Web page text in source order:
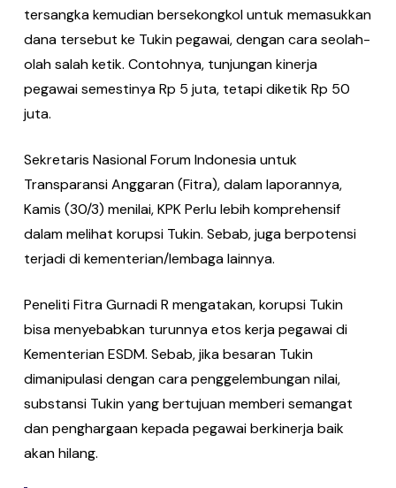
tersangka kemudian bersekongkol untuk memasukkan
dana tersebut ke Tukin pegawai, dengan cara seolah-
olah salah ketik. Contohnya, tunjungan kinerja
pegawai semestinya Rp 5 juta, tetapi diketik Rp 50
juta.
Sekretaris Nasional Forum Indonesia untuk
Transparansi Anggaran (Fitra), dalam laporannya,
Kamis (30/3) menilai, KPK Perlu lebih komprehensif
dalam melihat korupsi Tukin. Sebab, juga berpotensi
terjadi di kementerian/lembaga lainnya.
Peneliti Fitra Gurnadi R mengatakan, korupsi Tukin
bisa menyebabkan turunnya etos kerja pegawai di
Kementerian ESDM. Sebab, jika besaran Tukin
dimanipulasi dengan cara penggelembungan nilai,
substansi Tukin yang bertujuan memberi semangat
dan penghargaan kepada pegawai berkinerja baik
akan hilang.